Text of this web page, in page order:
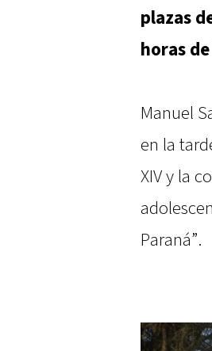
plazas
horas
Manuel
en la
XIV y la
Paraná”.